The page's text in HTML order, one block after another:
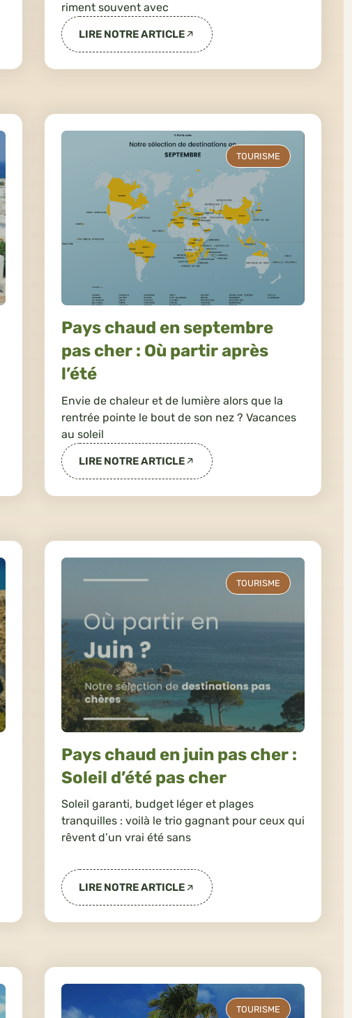
riment souvent avec
LIRE NOTRE ARTICLE
TOURISME
Pays chaud en septembre
pas cher : Où partir après
l’été
Envie de chaleur et de lumière alors que la
rentrée pointe le bout de son nez ? Vacances
au soleil
LIRE NOTRE ARTICLE
TOURISME
Pays chaud en juin pas cher :
Soleil d’été pas cher
Soleil garanti, budget léger et plages
tranquilles : voilà le trio gagnant pour ceux qui
rêvent d’un vrai été sans
LIRE NOTRE ARTICLE
TOURISME